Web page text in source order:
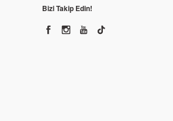
Bizi Takip Edin!